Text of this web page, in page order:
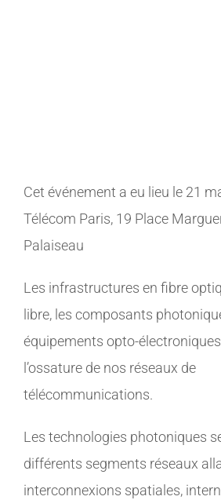
Cet événement a eu lieu le 21
Télécom Paris, 19 Place
Palaiseau
Les infrastructures en fibre
libre, les composants
équipements opto-
l’ossature de nos réseaux de
télécommunications.
Les technologies photoniques
différents segments réseaux
interconnexions spatiales,